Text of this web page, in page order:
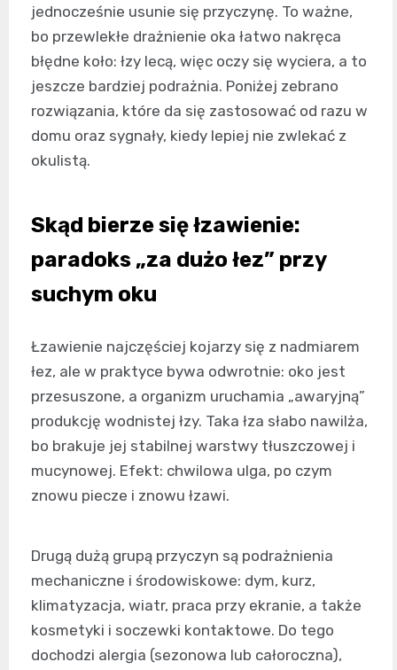
jednocześnie usunie się przyczynę. To ważne,
bo przewlekłe drażnienie oka łatwo nakręca
błędne koło: łzy lecą, więc oczy się wyciera, a to
jeszcze bardziej podrażnia. Poniżej zebrano
rozwiązania, które da się zastosować od razu w
domu oraz sygnały, kiedy lepiej nie zwlekać z
okulistą.
Skąd bierze się łzawienie:
paradoks „za dużo łez” przy
suchym oku
Łzawienie najczęściej kojarzy się z nadmiarem
łez, ale w praktyce bywa odwrotnie: oko jest
przesuszone, a organizm uruchamia „awaryjną”
produkcję wodnistej łzy. Taka łza słabo nawilża,
bo brakuje jej stabilnej warstwy tłuszczowej i
mucynowej. Efekt: chwilowa ulga, po czym
znowu piecze i znowu łzawi.
Drugą dużą grupą przyczyn są podrażnienia
mechaniczne i środowiskowe: dym, kurz,
klimatyzacja, wiatr, praca przy ekranie, a także
kosmetyki i soczewki kontaktowe. Do tego
dochodzi alergia (sezonowa lub całoroczna),